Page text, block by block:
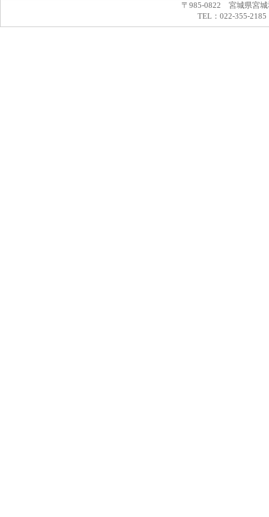
〒985-0822 宮城県宮城
TEL：022-355-